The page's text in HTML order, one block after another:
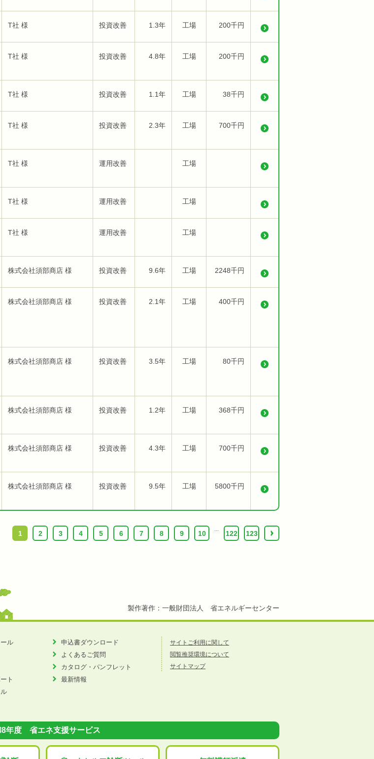
T社 様 投資改善 1.3年 工場 200千円
T社 様 投資改善 4.8年 工場 200千円
T社 様 投資改善 1.1年 工場 38千円
T社 様 投資改善 2.3年 工場 700千円
T社 様 運用改善 工場
T社 様 運用改善 工場
T社 様 運用改善 工場
株式会社須部商店 様 投資改善 9.6年 工場 2248千円
株式会社須部商店 様 投資改善 2.1年 工場 400千円
株式会社須部商店 様 投資改善 3.5年 工場 80千円
株式会社須部商店 様 投資改善 1.2年 工場 368千円
株式会社須部商店 様 投資改善 4.3年 工場 700千円
株式会社須部商店 様 投資改善 9.5年 工場 5800千円
1 2 3 4 5 6 7 8 9 10 122 123 ›
製作著作：一般財団法人 省エネルギーセンター
ル
ト
申込書ダウンロード
よくあるご質問
カタログ・パンフレット
最新情報
サイトご利用に関して
閲覧推奨環境について
サイトマップ
8年度 省エネ支援サービス